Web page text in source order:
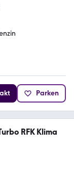
Parken
RFK Klima